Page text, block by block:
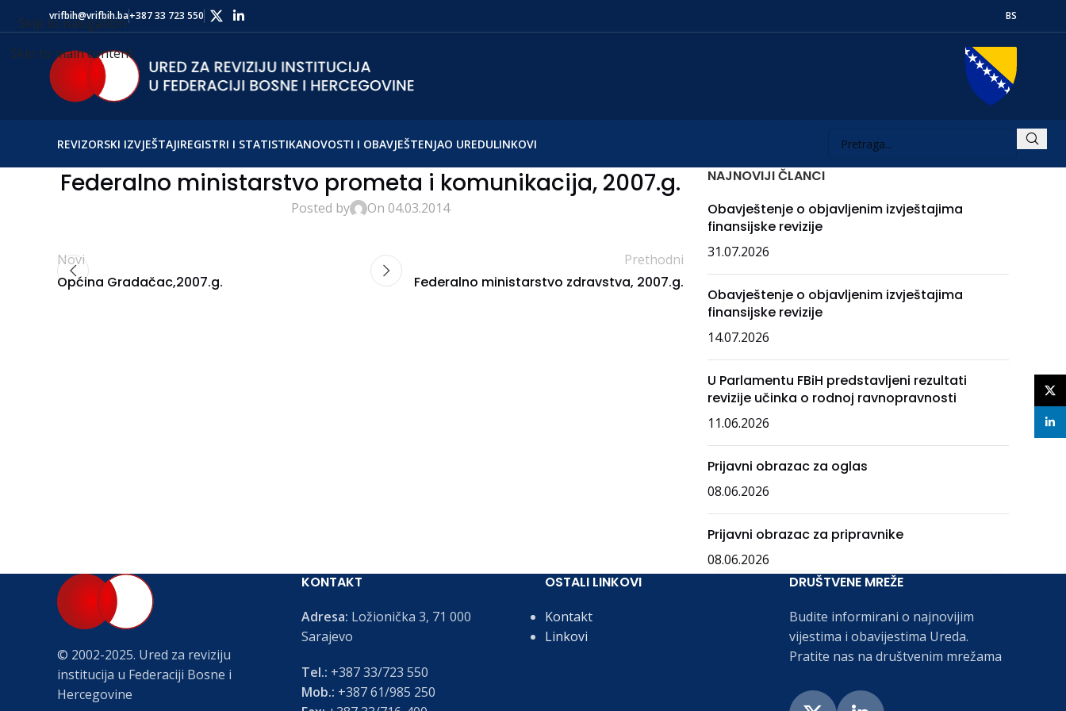
Skip to navigation
Skip to main content
vrifbih@vrifbih.ba+387 33 723 550 BS
REVIZORSKI IZVJEŠTAJIREGISTRI I STATISTIKANOVOSTI I OBAVJEŠTENJAO UREDULINKOVI
Federalno ministarstvo prometa i komunikacija, 2007.g.
Posted by On 04.03.2014
Novi
Općina Gradačac,2007.g.
Prethodni
Federalno ministarstvo zdravstva, 2007.g.
NAJNOVIJI ČLANCI
Obavještenje o objavljenim izvještajima
finansijske revizije
31.07.2026
Obavještenje o objavljenim izvještajima
finansijske revizije
14.07.2026
U Parlamentu FBiH predstavljeni rezultati
revizije učinka o rodnoj ravnopravnosti
11.06.2026
Prijavni obrazac za oglas
08.06.2026
Prijavni obrazac za pripravnike
08.06.2026
© 2002-2025. Ured za reviziju
institucija u Federaciji Bosne i
Hercegovine
KONTAKT
Adresa: Ložionička 3, 71 000
Sarajevo
Tel.: +387 33/723 550
Mob.: +387 61/985 250
OSTALI LINKOVI
Kontakt
Linkovi
DRUŠTVENE MREŽE
Budite informirani o najnovijim
vijestima i obavijestima Ureda.
Pratite nas na društvenim mrežama